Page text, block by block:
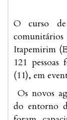
O curso de
Itapemirim
121
(11), em
Os novos
do entorno